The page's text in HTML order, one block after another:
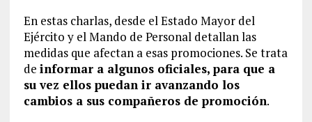
En estas charlas, desde el Estado Mayor del
Ejército y el Mando de Personal detallan las
medidas que afectan a esas promociones. Se trata
de informar a algunos oficiales, para que a
su vez ellos puedan ir avanzando los
cambios a sus compañeros de promoción.